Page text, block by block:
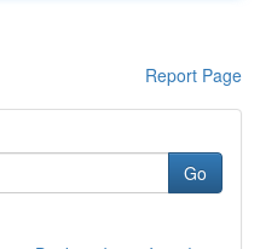
Report Page
Go